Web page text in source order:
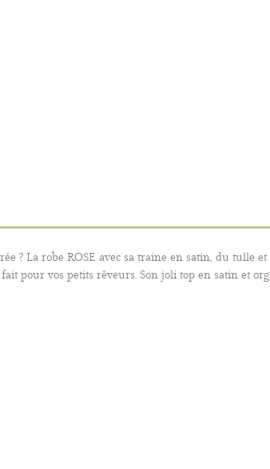
? La robe ROSE avec sa traine en satin, du tulle
pour vos petits rêveurs. Son joli top en satin et